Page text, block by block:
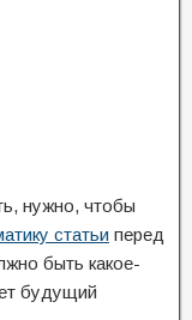
нужно, чтобы
статьи перед
быть какое-
будущий